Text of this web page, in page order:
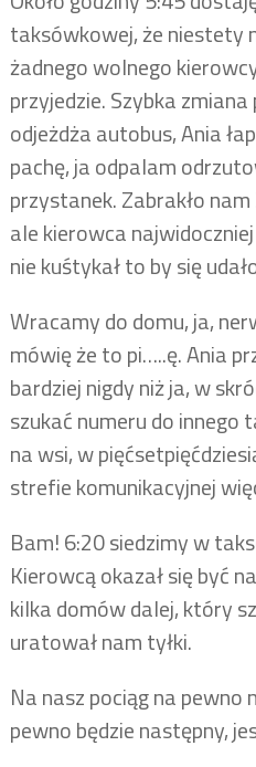
taksówkowej, że niestety
żadnego wolnego
przyjedzie. Szybka
odjeżdża autobus, Ania
pachę, ja odpalam
przystanek. Zabrakło
ale kierowca
nie kuśtykał to by się
Wracamy do domu, ja,
mówię że to pi…..ę. Ania
bardziej nigdy niż ja, w
szukać numeru do
na wsi, w
strefie komunikacyjnej
Bam! 6:20 siedzimy w
Kierowcą okazał się być
kilka domów dalej, który
uratował nam tyłki.
Na nasz pociąg na pewno
pewno będzie następny,